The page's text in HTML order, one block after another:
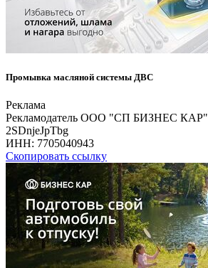
Промывка масляной системы ДВС
Реклама
Рекламодатель ООО "СП БИЗНЕС КАР"
2SDnjeJpTbg
ИНН: 7705040943
Скопировать ссылку